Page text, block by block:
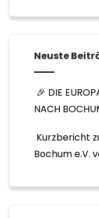
Neuste
🎉 DIE
NACH
Kurzbericht
Bochum e.V.